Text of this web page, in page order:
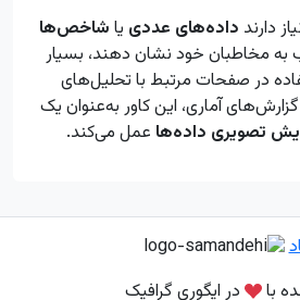
دارند داده‌های عددی یا شاخص‌ها
مخاطبان خود نشان دهند، بسیار
در صفحات مرتبط با تحلیل‌های
آماری، این کاور به‌عنوان یک
تصویری داده‌ها عمل می‌کند.
با در ایگوری گرافیک